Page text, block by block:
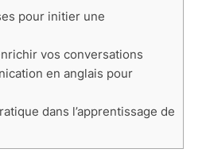
pour initier une
vos conversations
en anglais pour
dans l’apprentissage de